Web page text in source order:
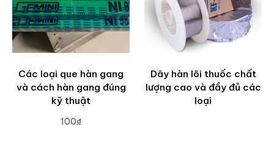
Các loại que hàn gang
và cách hàn gang đúng
kỹ thuật
100₫
Dây hàn lõi thuốc chất
lượng cao và đầy đủ các
loại